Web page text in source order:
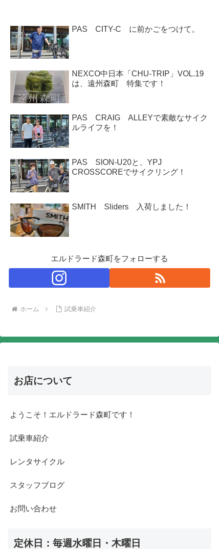
PAS CITY-C に前かごをつけて。
NEXCO中日本「CHU-TRIP」VOL.19
は、遠州森町 特集です！
PAS CRAIG ALLEYで素敵なサイク
ルライフを！
PAS SION-U20と、YPJ
CROSSCOREでサイクリング！
SMITH Sliders 入荷しました！
エルドラード森町をフォローする
ホーム 試乗車紹介
お店について
ようこそ！エルドラード森町です！
試乗車紹介
レンタサイクル
スタッフブログ
お問い合わせ
定休日：毎週水曜日・木曜日